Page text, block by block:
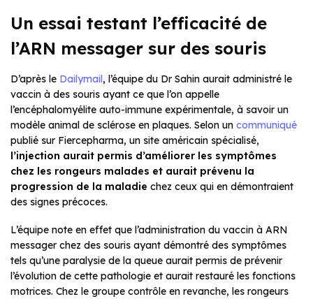
Un essai testant l’efficacité de
l’ARN messager sur des souris
D’après le Dailymail, l’équipe du Dr Sahin aurait administré le
vaccin à des souris ayant ce que l’on appelle
l’encéphalomyélite auto-immune expérimentale, à savoir un
modèle animal de sclérose en plaques. Selon un communiqué
publié sur Fiercepharma, un site américain spécialisé,
l’injection aurait permis d’améliorer les symptômes
chez les rongeurs malades et aurait prévenu la
progression de la maladie chez ceux qui en démontraient
des signes précoces.
L’équipe note en effet que l’administration du vaccin à ARN
messager chez des souris ayant démontré des symptômes
tels qu’une paralysie de la queue aurait permis de prévenir
l’évolution de cette pathologie et aurait restauré les fonctions
motrices. Chez le groupe contrôle en revanche, les rongeurs